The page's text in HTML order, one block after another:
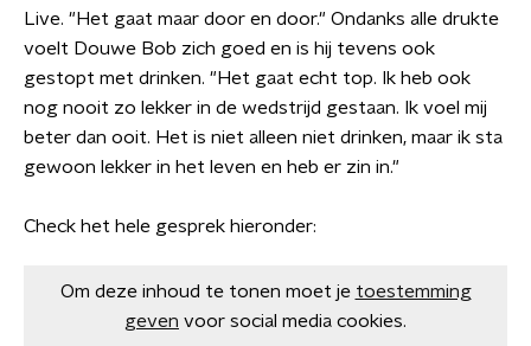
Live. "Het gaat maar door en door." Ondanks alle drukte
voelt Douwe Bob zich goed en is hij tevens ook
gestopt met drinken. "Het gaat echt top. Ik heb ook
nog nooit zo lekker in de wedstrijd gestaan. Ik voel mij
beter dan ooit. Het is niet alleen niet drinken, maar ik sta
gewoon lekker in het leven en heb er zin in."
Check het hele gesprek hieronder:
Om deze inhoud te tonen moet je toestemming
geven voor social media cookies.